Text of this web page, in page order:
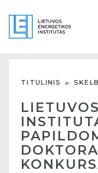
TITULINIS